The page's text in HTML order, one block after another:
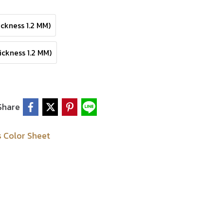
1.2 MM)
1.2 MM)
Color Sheet